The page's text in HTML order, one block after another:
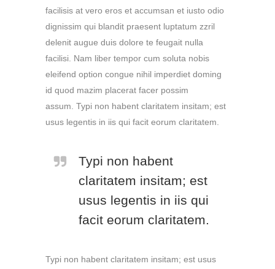
facilisis at vero eros et accumsan et iusto odio
dignissim qui blandit praesent luptatum zzril
delenit augue duis dolore te feugait nulla
facilisi. Nam liber tempor cum soluta nobis
eleifend option congue nihil imperdiet doming
id quod mazim placerat facer possim
assum. Typi non habent claritatem insitam; est
usus legentis in iis qui facit eorum claritatem.
Typi non habent
claritatem insitam; est
usus legentis in iis qui
facit eorum claritatem.
Typi non habent claritatem insitam; est usus